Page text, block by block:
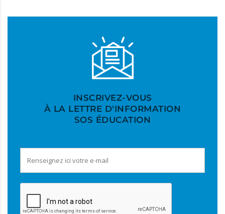
INSCRIVEZ-VOUS
À LA LETTRE D'INFORMATION
SOS ÉDUCATION